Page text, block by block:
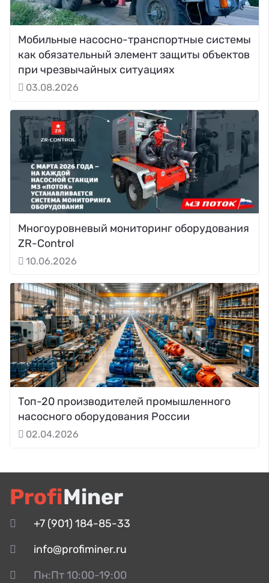
Мобильные насосно-транспортные системы
как обязательный элемент защиты объектов
при чрезвычайных ситуациях
03.08.2026
Многоуровневый мониторинг оборудования
ZR-Control
10.06.2026
Топ-20 производителей промышленного
насосного оборудования России
02.04.2026
ProfiMiner
+7 (901) 184-85-33
info@profiminer.ru
Пн:Пт 10:00-19:00